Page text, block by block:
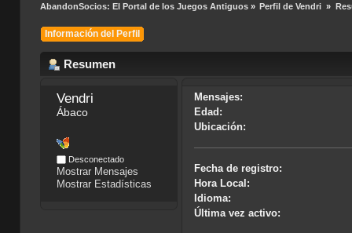
AbandonSocios: El Portal de los Juegos Antiguos» Perfil de Vendri »
Información del Perfil
Resumen
Vendri
Ábaco
Desconectado
Mostrar Mensajes
Mostrar Estadísticas
Mensajes:
Edad:
Ubicación:
Fecha de registro:
Hora Local:
Idioma:
Última vez activo: